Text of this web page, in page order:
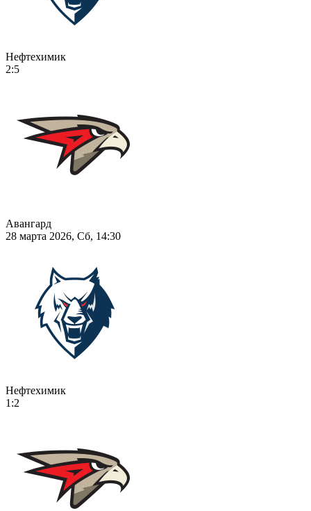
Нефтехимик
2:5
Авангард
28 марта 2026, Сб, 14:30
Нефтехимик
1:2